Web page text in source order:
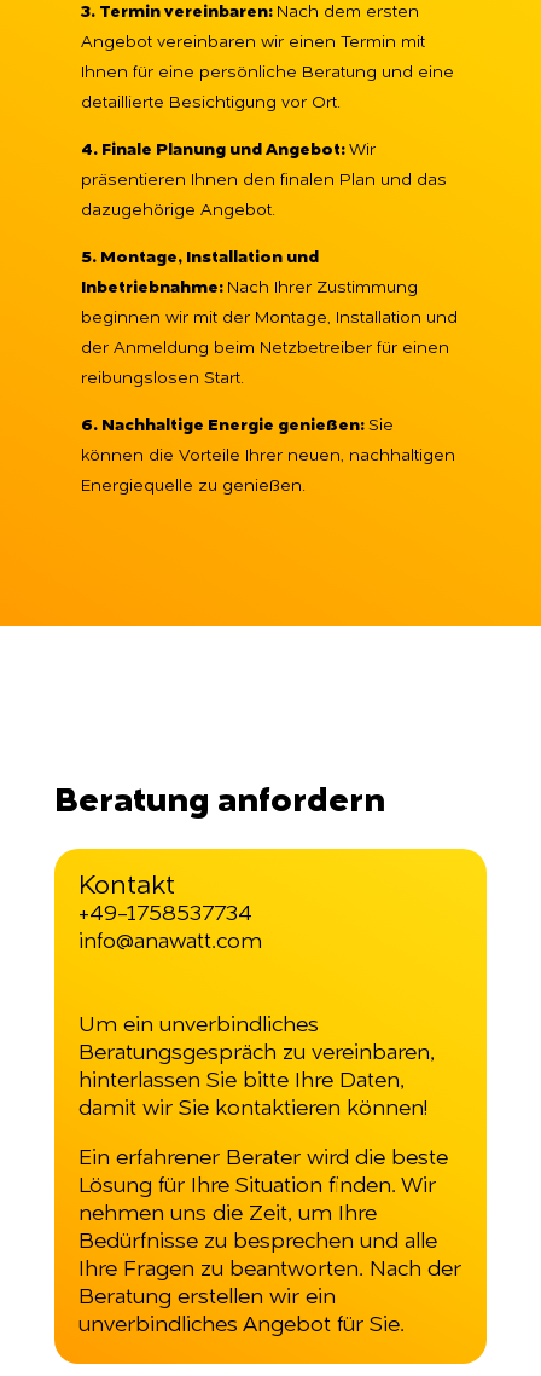
3. Termin vereinbaren: Nach dem ersten
Angebot vereinbaren wir einen Termin mit
Ihnen für eine persönliche Beratung und eine
detaillierte Besichtigung vor Ort.
4. Finale Planung und Angebot: Wir
präsentieren Ihnen den finalen Plan und das
dazugehörige Angebot.
5. Montage, Installation und
Inbetriebnahme: Nach Ihrer Zustimmung
beginnen wir mit der Montage, Installation und
der Anmeldung beim Netzbetreiber für einen
reibungslosen Start.
6. Nachhaltige Energie genießen: Sie
können die Vorteile Ihrer neuen, nachhaltigen
Energiequelle zu genießen.
Beratung anfordern
Kontakt
+49-1758537734
info@anawatt.com
Um ein unverbindliches
Beratungsgespräch zu vereinbaren,
hinterlassen Sie bitte Ihre Daten,
damit wir Sie kontaktieren können!
Ein erfahrener Berater wird die beste
Lösung für Ihre Situation finden. Wir
nehmen uns die Zeit, um Ihre
Bedürfnisse zu besprechen und alle
Ihre Fragen zu beantworten. Nach der
Beratung erstellen wir ein
unverbindliches Angebot für Sie.